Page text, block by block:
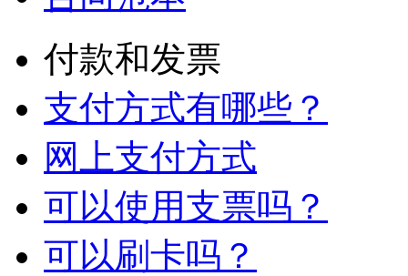
付款和发票
支付方式有哪些？
网上支付方式
可以使用支票吗？
可以刷卡吗？